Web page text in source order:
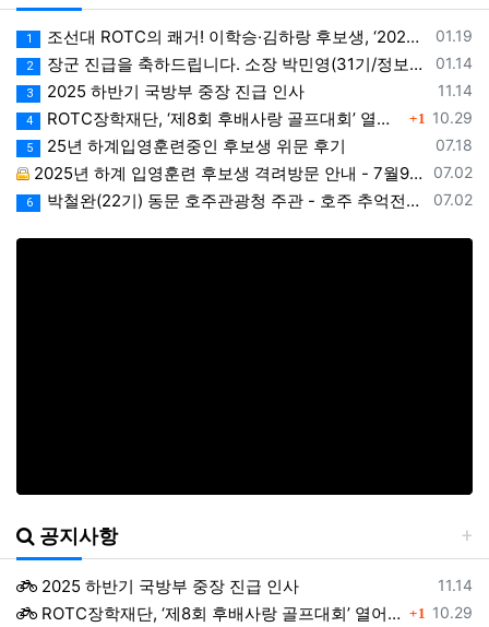
등록일
01.19
1 조선대 ROTC의 쾌거! 이학승·김하랑 후보생, ‘2026 美 대학 특별리더십 연수’ 선발
등록일
01.14
2 장군 진급을 축하드립니다. 소장 박민영(31기/정보), 준장 서필석(34기/공병).황주봉(36기/보병).김희찬(36기/기갑)
등록일
11.14
3 2025 하반기 국방부 중장 진급 인사
등록일
10.29
4 ROTC장학재단, ‘제8회 후배사랑 골프대회’ 열어.. 장학기금 3억 7,620만원 조성 댓글
1
등록일
07.18
5 25년 하계입영훈련중인 후보생 위문 후기
등록일
07.02
2025년 하계 입영훈련 후보생 격려방문 안내 - 7월9일(수)
등록일
07.02
6 박철완(22기) 동문 호주관광청 주관 - 호주 추억전에 한국화 최초 초청 전시회
공지사항
등록일
11.14
2025 하반기 국방부 중장 진급 인사
등록일
10.29
ROTC장학재단, ‘제8회 후배사랑 골프대회’ 열어.. 장학기금 3억 7,620만원 조성 댓글
1